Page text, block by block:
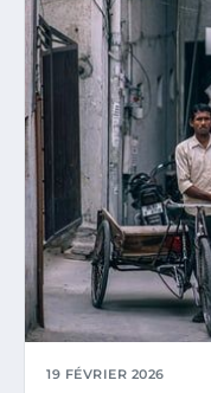
19 FÉVRIER 2026